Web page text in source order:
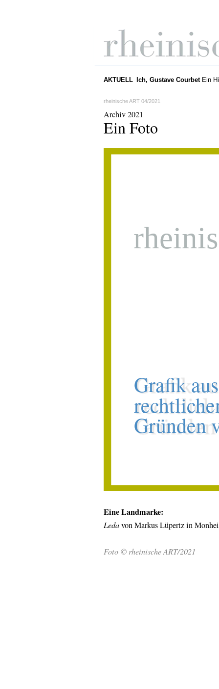
AKTUELL Ich, Gustave CourbetEin
rheinische ART 04/2021
Archiv 2021
Ein Foto
Eine Landmarke:
Ledavon Markus Lüpertz in
Foto © rheinische ART/2021